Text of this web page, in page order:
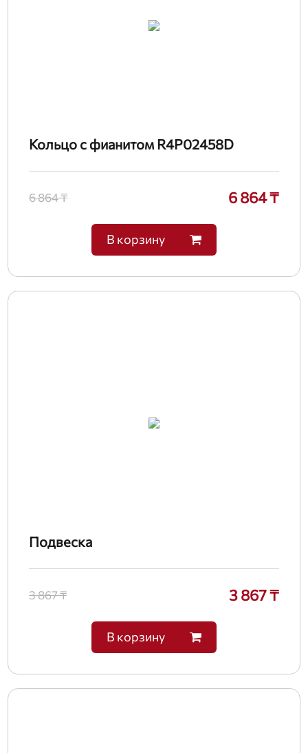
Кольцо с фианитом R4P02458D
6 864 ₸ 6 864 ₸
В корзину
Подвеска
3 867 ₸ 3 867 ₸
В корзину